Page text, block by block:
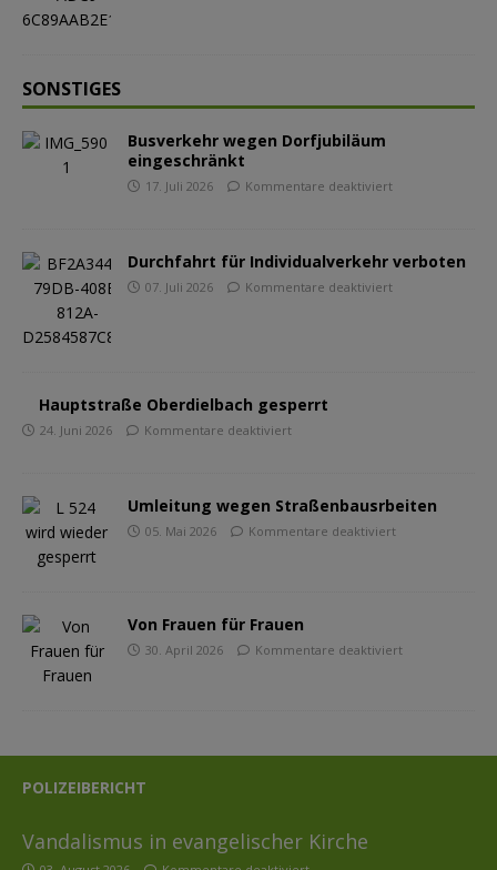
SONSTIGES
Busverkehr wegen Dorfjubiläum
eingeschränkt
17. Juli 2026 Kommentare deaktiviert
Durchfahrt für Individualverkehr verboten
07. Juli 2026 Kommentare deaktiviert
Hauptstraße Oberdielbach gesperrt
24. Juni 2026 Kommentare deaktiviert
Umleitung wegen Straßenbausrbeiten
05. Mai 2026 Kommentare deaktiviert
Von Frauen für Frauen
30. April 2026 Kommentare deaktiviert
POLIZEIBERICHT
Vandalismus in evangelischer Kirche